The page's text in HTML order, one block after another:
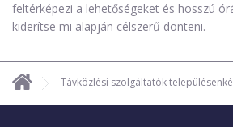
feltérképezi a lehetőségeket és hosszú
kiderítse mi alapján célszerű dönteni.
Távközlési szolgáltatók